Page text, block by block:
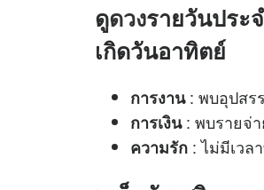
ดูดวงรายวันประ
เกิดวันอาทิตย์
การงาน: พบอุปสร
การเงิน: พบรายจ่า
ความรัก : ไม่มีเวล